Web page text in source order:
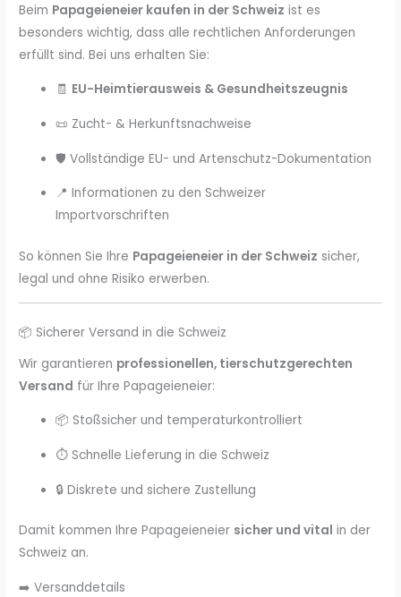
Beim Papageieneier kaufen in der Schweiz ist es
besonders wichtig, dass alle rechtlichen Anforderungen
erfüllt sind. Bei uns erhalten Sie:
🧾 EU-Heimtierausweis & Gesundheitszeugnis
📜 Zucht- & Herkunftsnachweise
🛡️ Vollständige EU- und Artenschutz-Dokumentation
📍 Informationen zu den Schweizer
Importvorschriften
So können Sie Ihre Papageieneier in der Schweiz sicher,
legal und ohne Risiko erwerben.
📦 Sicherer Versand in die Schweiz
Wir garantieren professionellen, tierschutzgerechten
Versand für Ihre Papageieneier:
📦 Stoßsicher und temperaturkontrolliert
⏱️ Schnelle Lieferung in die Schweiz
🔒 Diskrete und sichere Zustellung
Damit kommen Ihre Papageieneier sicher und vital in der
Schweiz an.
➡️ Versanddetails